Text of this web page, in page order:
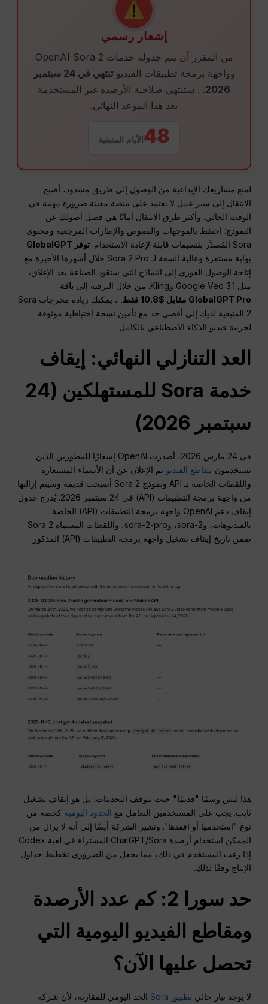
إشعار رسمي
من المقرر أن يتم جدولة خدمات OpenAI Sora 2
وواجهة برمجة تطبيقات الفيديو
تنتهي في 24 سبتمبر
2026. . ستنتهي صلاحية الأرصدة غير المستخدمة
بعد هذا الموعد النهائي.
48الأيام المتبقية
لمنع مشاريعك الإبداعية من الوصول إلى طريق مسدود، أصبح
الانتقال إلى سير عمل لا يعتمد على منصة معينة ضرورة مهنية في
الوقت الحالي. وأكثر طرق الانتقال أمانًا هي فصل أصولك عن
النموذج: احتفظ بالموجهات والنصوص والإطارات المرجعية ومحتوى
Sora المُصدَّر بتنسيقات قابلة لإعادة الاستخدام.
توفر GlobalGPT
بوابة مستقرة وعالية السعة لـ Sora 2 Pro خلال أشهرها الأخيرة مع
إتاحة الوصول الفوري إلى النماذج التي ستقود الصناعة بعد الإغلاق،
مثل Google Veo 3.1 وKling. من خلال الترقية إلى
باقة
GlobalGPT Pro مقابل $10.8 فقط
, ، يمكنك زيادة مخرجات Sora
2 المتبقية لديك إلى أقصى حد مع تأمين نسخة احتياطية موثوقة
لحزمة فيديو الذكاء الاصطناعي بالكامل.
العد التنازلي النهائي: إيقاف
خدمة Sora للمستهلكين (24
سبتمبر 2026)
في 24 مارس 2026، أصدرت OpenAI إشعارًا للمطورين الذين
يستخدمون مقاطع الفيديو تم الإعلان عن أن الأسماء المستعارة
واللقطات الخاصة بـ API ونموذج Sora 2 أصبحت قديمة وسيتم إزالتها
من واجهة برمجة التطبيقات (API) في 24 سبتمبر 2026. يُدرج جدول
إيقاف دعم OpenAI واجهة برمجة التطبيقات (API) الخاصة
بالفيديوهات، وsora-2، وsora-2-pro، واللقطات المسماة Sora 2
ضمن تاريخ إيقاف تشغيل واجهة برمجة التطبيقات (API) المذكور.
هذا ليس وسمًا "قديمًا" حيث تتوقف التحديثات؛ بل هو إيقاف تشغيل
ثابت. يجب على المستخدمين التعامل مع الحدود اليومية كحصة من
نوع "استخدمها أو افقدها". وتشير الشركة أيضًا إلى أنه لا يزال من
الممكن استخدام أرصدة ChatGPT/Sora المشتراة في لعبة Codex
إذا رغب المستخدم في ذلك، مما يجعل من الضروري تخطيط جداول
الإنتاج وفقًا لذلك.
حد سورا 2: كم عدد الأرصدة
ومقاطع الفيديو اليومية التي
تحصل عليها الآن؟
لا يوجد تيار حاليتطبيق Sora الحد اليومي للمقارنة، لأن شركة